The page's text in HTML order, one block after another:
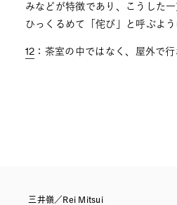
みなどが特徴であり、こうした
ひっくるめて「侘び」と呼ぶよう
12 ：茶室の中ではなく、屋外で行
三井嶺／Rei Mitsui